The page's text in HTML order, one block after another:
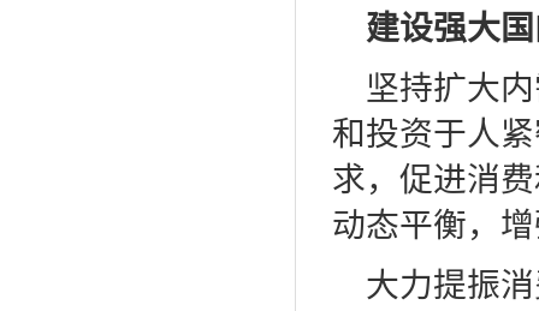
建设强大
坚持扩大
和投资于人
求，促进消
动态平衡，
大力提振